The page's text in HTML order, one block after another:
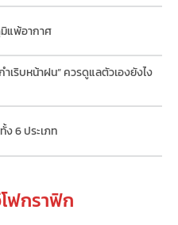
แพ้อากาศ
เริบหน้าฝน” ควรดูแลตัวเองยังไง
ง 6 ประเภท
ฟกราฟิก